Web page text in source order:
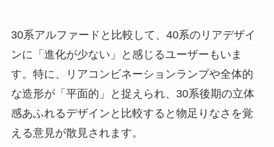
30系アルファードと比較して、40系のリアデザイ
ンに「進化が少ない」と感じるユーザーもいま
す。特に、リアコンビネーションランプや全体的
な造形が「平面的」と捉えられ、30系後期の立体
感あふれるデザインと比較すると物足りなさを覚
える意見が散見されます。